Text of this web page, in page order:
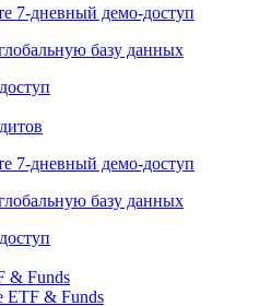
IPO/SPO
7-дневный
базу данных
7-дневный
базу данных